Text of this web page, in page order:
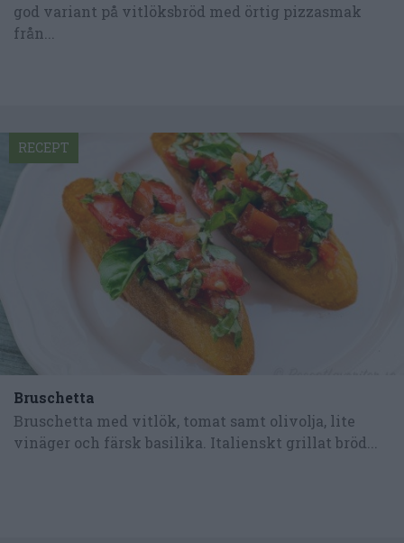
god variant på vitlöksbröd med örtig pizzasmak
från...
Bruschetta
Bruschetta med vitlök, tomat samt olivolja, lite
vinäger och färsk basilika. Italienskt grillat bröd...
RECEPT